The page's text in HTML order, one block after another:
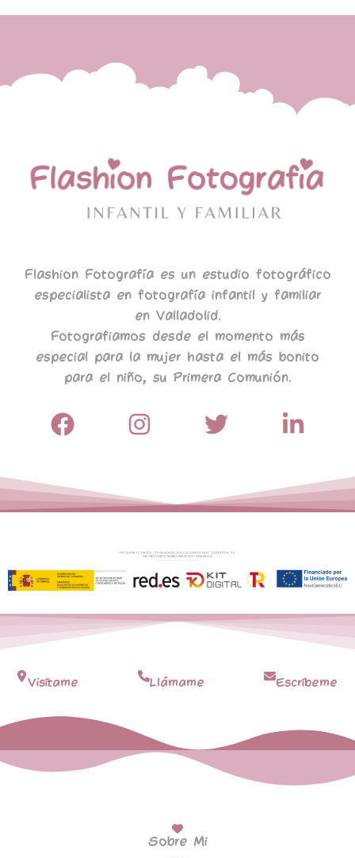
Flashion Fotografía es un estudio fotográfico
especialista en fotografía infantil y familiar
en Valladolid.
Fotografiamos desde el momento más
especial para la mujer hasta el más bonito
para el niño, su Primera Comunión.
Visítame Llámame Escríbeme
Sobre Mi